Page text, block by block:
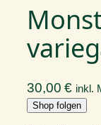
30,00€ inkl.
Shop folgen